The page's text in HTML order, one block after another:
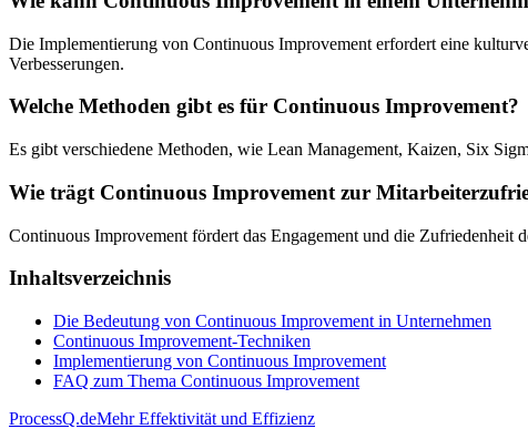
Die Implementierung von Continuous Improvement erfordert eine
Verbesserungen.
Welche Methoden gibt es für Continuous Improvement?
Es gibt verschiedene Methoden, wie Lean Management, Kaizen, Six
Wie trägt Continuous Improvement zur
Continuous Improvement fördert das Engagement und die Zufriedenheit
Inhaltsverzeichnis
Die Bedeutung von Continuous Improvement in Unternehmen
Continuous Improvement-Techniken
Implementierung von Continuous Improvement
FAQ zum Thema Continuous Improvement
ProcessQ.deMehr Effektivität und Effizienz